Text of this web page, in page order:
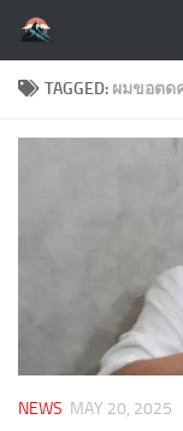
Skip to content
TAGGED: ผมขอตด
NEWS MAY 20, 2025